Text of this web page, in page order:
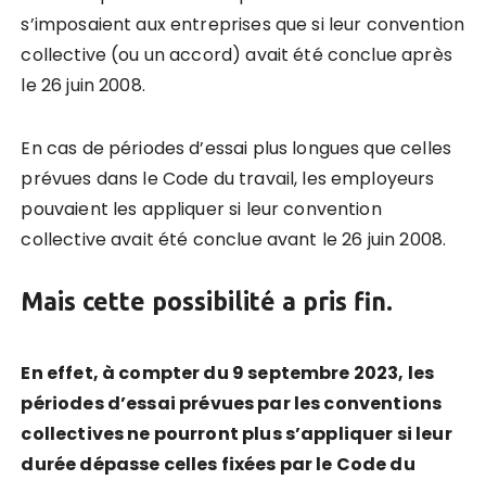
s’imposaient aux entreprises que si leur convention
collective (ou un accord) avait été conclue après
le 26 juin 2008.
En cas de périodes d’essai plus longues que celles
prévues dans le Code du travail, les employeurs
pouvaient les appliquer si leur convention
collective avait été conclue avant le 26 juin 2008.
Mais cette possibilité a pris fin.
En effet, à compter du 9 septembre 2023, les
périodes d’essai prévues par les conventions
collectives ne pourront plus s’appliquer si leur
durée dépasse celles fixées par le Code du